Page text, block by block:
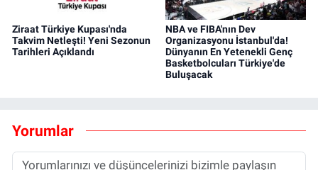
Ziraat Türkiye Kupası'nda
Takvim Netleşti! Yeni Sezonun
Tarihleri Açıklandı
NBA ve FIBA'nın Dev
Organizasyonu İstanbul'da!
Dünyanın En Yetenekli Genç
Basketbolcuları Türkiye'de
Buluşacak
Yorumlar